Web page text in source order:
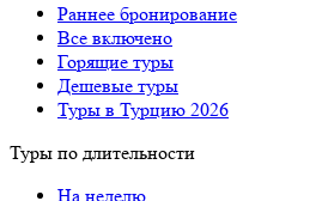
Раннее бронирование
Все включено
Горящие туры
Дешевые туры
Туры в Турцию 2026
Туры по длительности
На неделю